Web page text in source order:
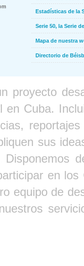
Estadísticas de la
Serie 50, la Serie
Mapa de nuestra
Directorio de
proyecto
en Cuba.
sus
en
equipo de